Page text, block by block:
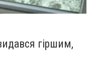
гіршим,